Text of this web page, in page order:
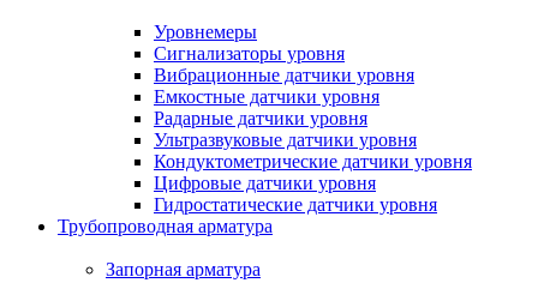
Уровнемеры
Сигнализаторы уровня
Вибрационные датчики уровня
Емкостные датчики уровня
Радарные датчики уровня
Ультразвуковые датчики уровня
Кондуктометрические датчики уровня
Цифровые датчики уровня
Гидростатические датчики уровня
Трубопроводная арматура
Запорная арматура